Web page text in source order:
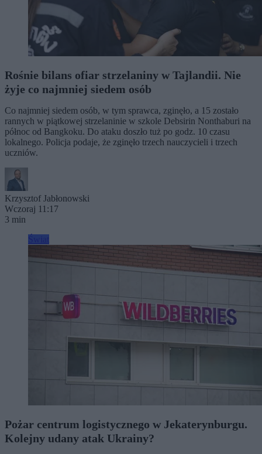
Rośnie bilans ofiar strzelaniny w Tajlandii. Nie
żyje co najmniej siedem osób
Co najmniej siedem osób, w tym sprawca, zginęło, a 15 zostało
rannych w piątkowej strzelaninie w szkole Debsirin Nonthaburi na
północ od Bangkoku. Do ataku doszło tuż po godz. 10 czasu
lokalnego. Policja podaje, że zginęło trzech nauczycieli i trzech
uczniów.
Krzysztof Jabłonowski
Wczoraj 11:17
3 min
Pożar centrum logistycznego w Jekaterynburgu.
Kolejny udany atak Ukrainy?